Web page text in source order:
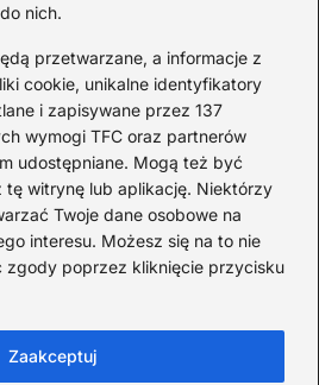
nich.
przetwarzane, a informacje z
cookie, unikalne identyfikatory
i zapisywane przez 137
wymogi TFC oraz partnerów
udostępniane. Mogą też być
witrynę lub aplikację. Niektórzy
Twoje dane osobowe na
interesu. Możesz się na to nie
zgody poprzez kliknięcie przycisku
Zaakceptuj
ciekawostki o
Kolumbie
07-20
znane ciekawostki o
Szymborskiej
07-16
ciekawostki o
07-15